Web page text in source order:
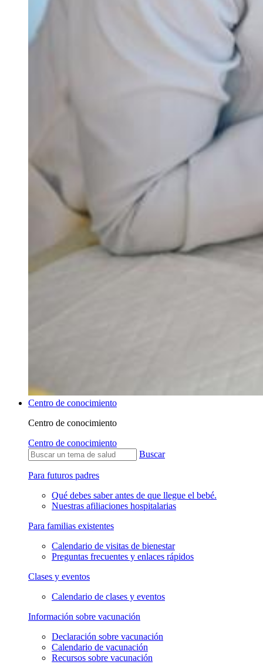
Centro de conocimiento
Centro de conocimiento
Centro de conocimiento
Buscar
Para futuros padres
Qué debes saber antes de que llegue el bebé.
Nuestras afiliaciones hospitalarias
Para familias existentes
Calendario de visitas de bienestar
Preguntas frecuentes y enlaces rápidos
Clases y eventos
Calendario de clases y eventos
Información sobre vacunación
Declaración sobre vacunación
Calendario de vacunación
Recursos sobre vacunación